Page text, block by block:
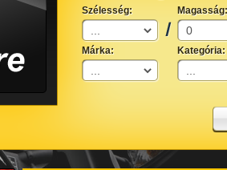
Szélesség: Magasság:
Márka: Kategória: